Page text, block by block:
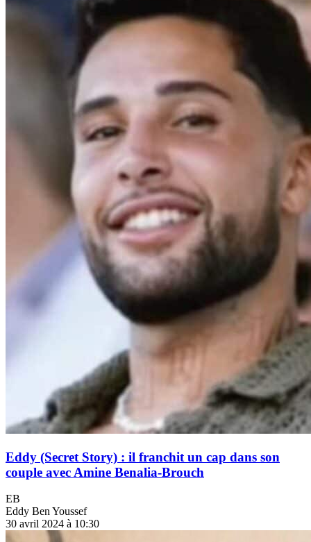
Eddy (Secret Story) : il franchit un cap dans son
couple avec Amine Benalia-Brouch
EB
Eddy Ben Youssef
30 avril 2024 à 10:30